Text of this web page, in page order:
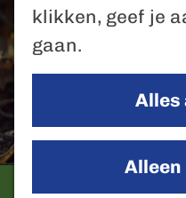
klikken, geef je
gaan.
Alles
e
h
o
m
e